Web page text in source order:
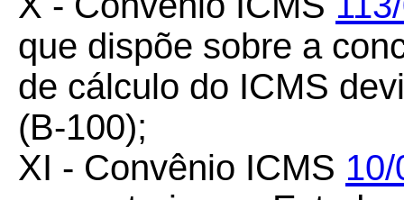
que dispõe sobre a
de cálculo do ICMS
(B-100);
XI - Convênio ICMS